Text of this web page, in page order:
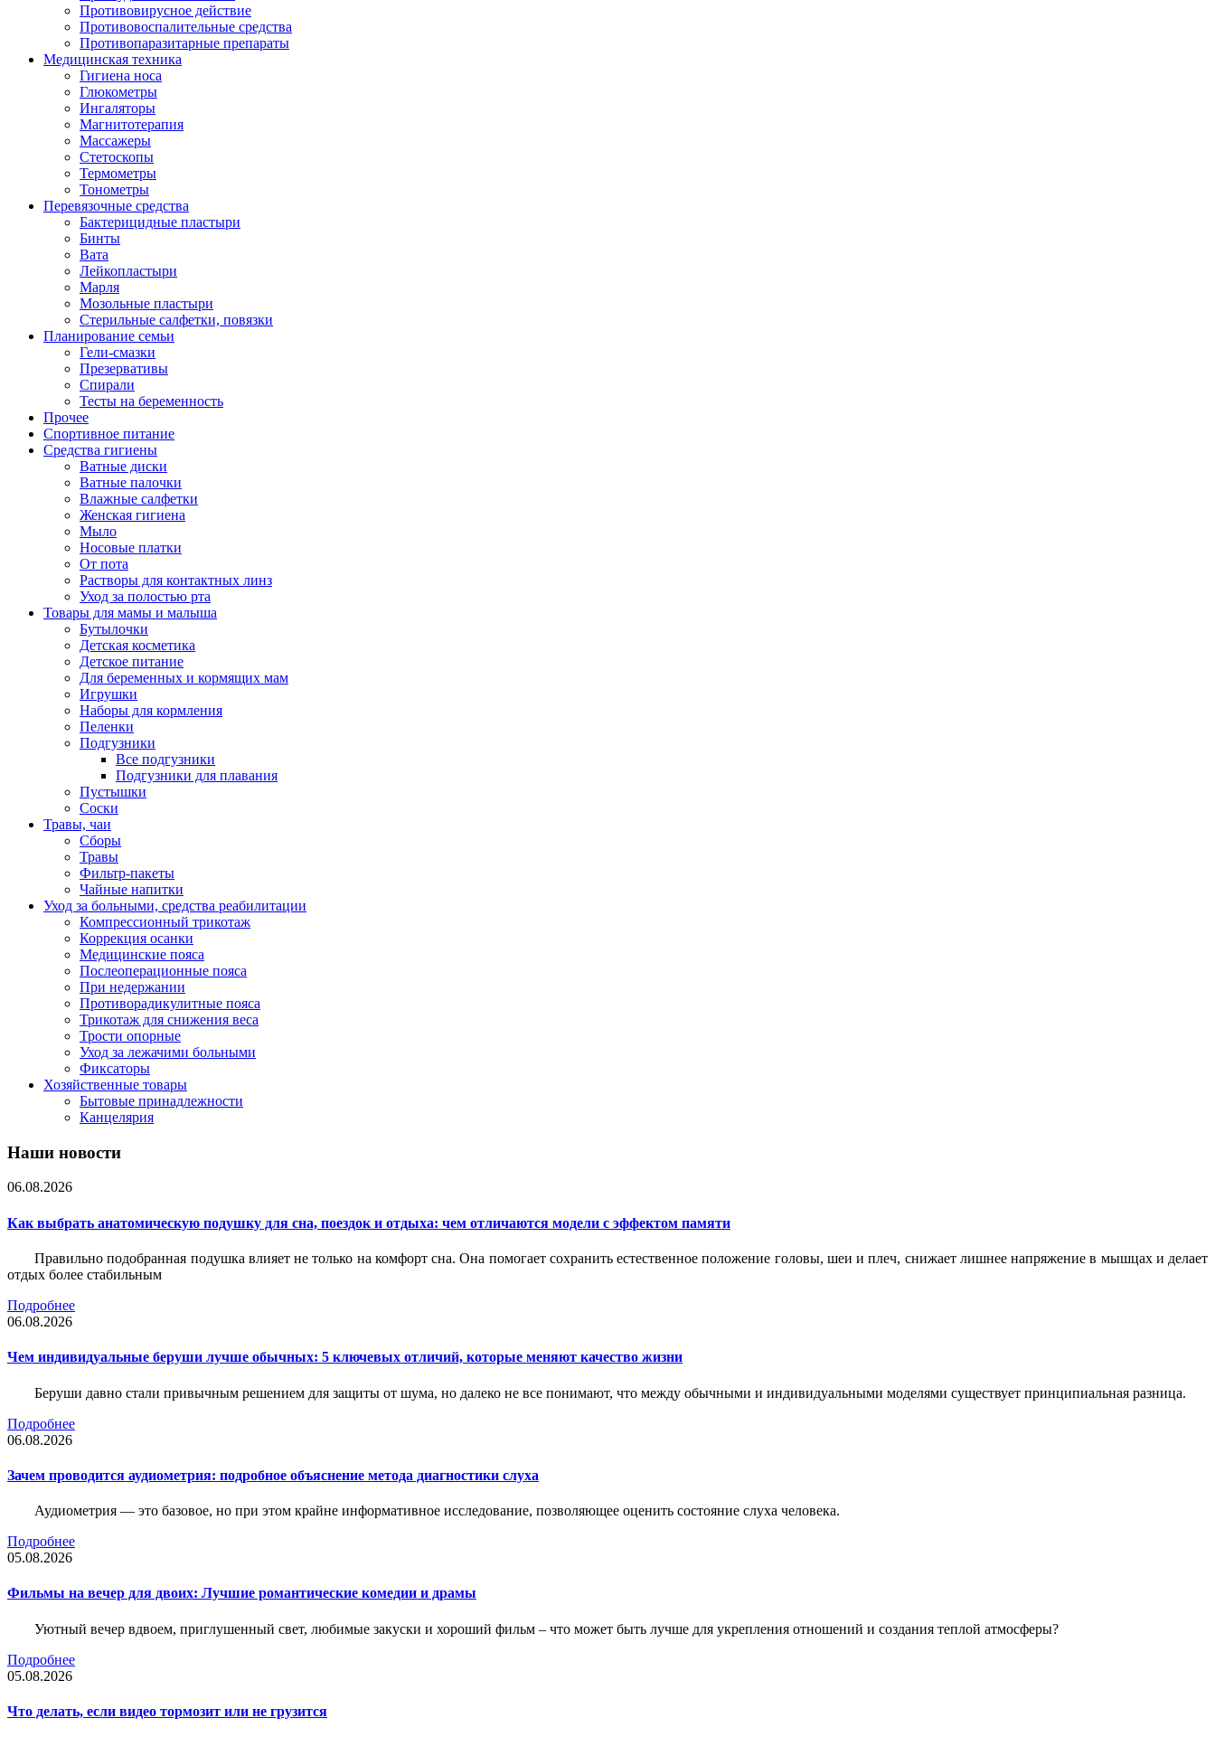
Противовирусное действие
Противовоспалительные средства
Противопаразитарные препараты
Медицинская техника
Гигиена носа
Глюкометры
Ингаляторы
Магнитотерапия
Массажеры
Стетоскопы
Термометры
Тонометры
Перевязочные средства
Бактерицидные пластыри
Бинты
Вата
Лейкопластыри
Марля
Мозольные пластыри
Стерильные салфетки, повязки
Планирование семьи
Гели-смазки
Презервативы
Спирали
Тесты на беременность
Прочее
Спортивное питание
Средства гигиены
Ватные диски
Ватные палочки
Влажные салфетки
Женская гигиена
Мыло
Носовые платки
От пота
Растворы для контактных линз
Уход за полостью рта
Товары для мамы и малыша
Бутылочки
Детская косметика
Детское питание
Для беременных и кормящих мам
Игрушки
Наборы для кормления
Пеленки
Подгузники
Все подгузники
Подгузники для плавания
Пустышки
Соски
Травы, чаи
Сборы
Травы
Фильтр-пакеты
Чайные напитки
Уход за больными, средства реабилитации
Компрессионный трикотаж
Коррекция осанки
Медицинские пояса
Послеоперационные пояса
При недержании
Противорадикулитные пояса
Трикотаж для снижения веса
Трости опорные
Уход за лежачими больными
Фиксаторы
Хозяйственные товары
Бытовые принадлежности
Канцелярия
Наши новости
06.08.2026
Как выбрать анатомическую подушку для сна, поездок и отдыха: чем отличаются модели с эффектом памяти
Правильно подобранная подушка влияет не только на комфорт сна. Она помогает сохранить естественное положение головы, шеи и плеч, снижает лишнее напряжение в мышцах и делает
отдых более стабильным
Подробнее
06.08.2026
Чем индивидуальные беруши лучше обычных: 5 ключевых отличий, которые меняют качество жизни
Беруши давно стали привычным решением для защиты от шума, но далеко не все понимают, что между обычными и индивидуальными моделями существует принципиальная разница.
Подробнее
06.08.2026
Зачем проводится аудиометрия: подробное объяснение метода диагностики слуха
Аудиометрия — это базовое, но при этом крайне информативное исследование, позволяющее оценить состояние слуха человека.
Подробнее
05.08.2026
Фильмы на вечер для двоих: Лучшие романтические комедии и драмы
Уютный вечер вдвоем, приглушенный свет, любимые закуски и хороший фильм – что может быть лучше для укрепления отношений и создания теплой атмосферы?
Подробнее
05.08.2026
Что делать, если видео тормозит или не грузится